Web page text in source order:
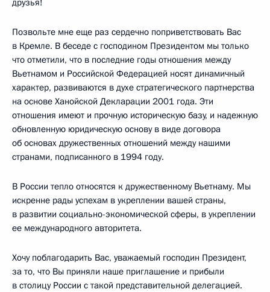
друзья!
Позвольте мне еще раз сердечно поприветствовать Вас
в Кремле. В беседе с господином Президентом мы только
что отметили, что в последние годы отношения между
Вьетнамом и Российской Федерацией носят динамичный
характер, развиваются в духе стратегического партнерства
на основе Ханойской Декларации 2001 года. Эти
отношения имеют и прочную историческую базу, и надежную
обновленную юридическую основу в виде договора
об основах дружественных отношений между нашими
странами, подписанного в 1994 году.
В России тепло относятся к дружественному Вьетнаму. Мы
искренне рады успехам в укреплении вашей страны,
в развитии социально-экономической сферы, в укреплении
ее международного авторитета.
Хочу поблагодарить Вас, уважаемый господин Президент,
за то, что Вы приняли наше приглашение и прибыли
в столицу России с такой представительной делегацией.